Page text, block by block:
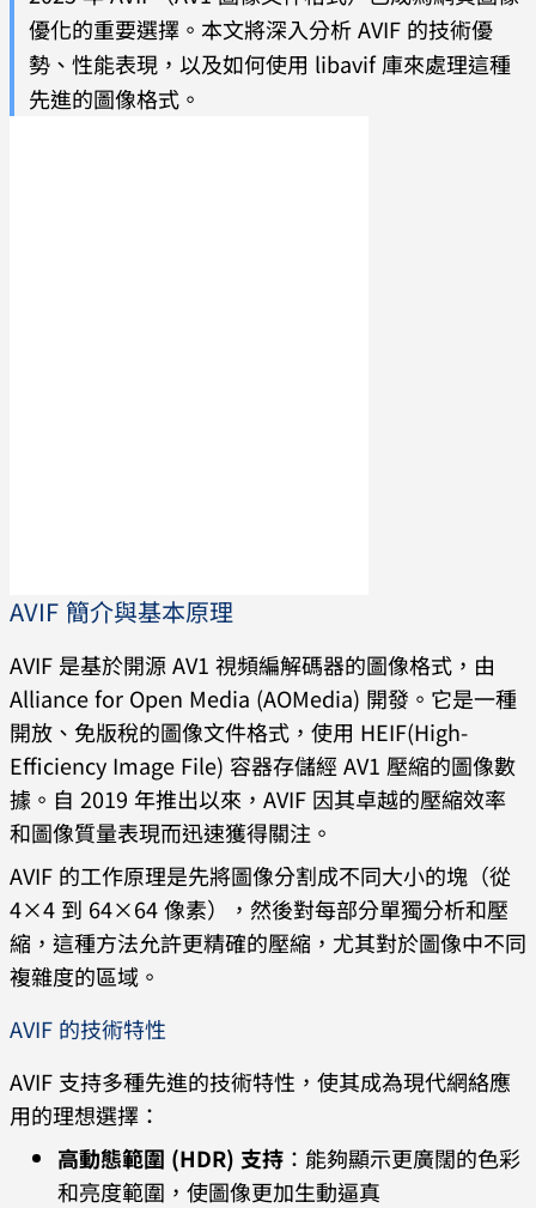
優化的重要選擇。本文將深入分析 AVIF 的技術優
勢、性能表現，以及如何使用 libavif 庫來處理這種
先進的圖像格式。
AVIF 簡介與基本原理
AVIF 是基於開源 AV1 視頻編解碼器的圖像格式，由
Alliance for Open Media (AOMedia) 開發。它是一種
開放、免版稅的圖像文件格式，使用 HEIF(High-
Efficiency Image File) 容器存儲經 AV1 壓縮的圖像數
據。自 2019 年推出以來，AVIF 因其卓越的壓縮效率
和圖像質量表現而迅速獲得關注。
AVIF 的工作原理是先將圖像分割成不同大小的塊（從
4×4 到 64×64 像素），然後對每部分單獨分析和壓
縮，這種方法允許更精確的壓縮，尤其對於圖像中不同
複雜度的區域。
AVIF 的技術特性
AVIF 支持多種先進的技術特性，使其成為現代網絡應
用的理想選擇：
高動態範圍 (HDR) 支持 ：能夠顯示更廣闊的色彩
和亮度範圍，使圖像更加生動逼真